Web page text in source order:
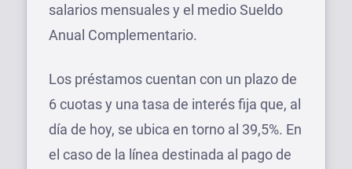
salarios mensuales y el medio Sueldo
Anual Complementario.
Los préstamos cuentan con un plazo de
6 cuotas y una tasa de interés fija que, al
día de hoy, se ubica en torno al 39,5%. En
el caso de la línea destinada al pago de